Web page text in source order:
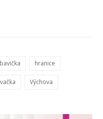
hranice
Výchova